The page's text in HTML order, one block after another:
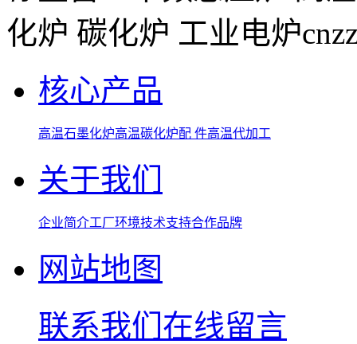
化炉 碳化炉 工业电炉
核心产品
高温石墨化炉高温碳化炉配 件高温代加工
关于我们
企业简介工厂环境技术支持合作品牌
网站地图
联系我们 在线留言